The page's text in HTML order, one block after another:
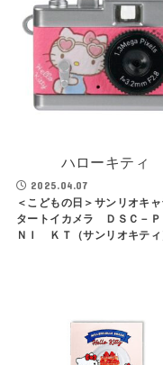
ハローキティ
2025.04.07
＜こどもの日＞サンリオキ
タートイカメラ ＤＳＣ－Ｐ
ＮＩ ＫＴ（サンリオキティ